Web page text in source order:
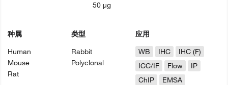
种属
Human
Mouse
Rat
类型
Rabbit
Polyclonal
应用
WB
IHC
IHC (F)
ICC/IF
Flow
IP
ChIP
EMSA
50 µg